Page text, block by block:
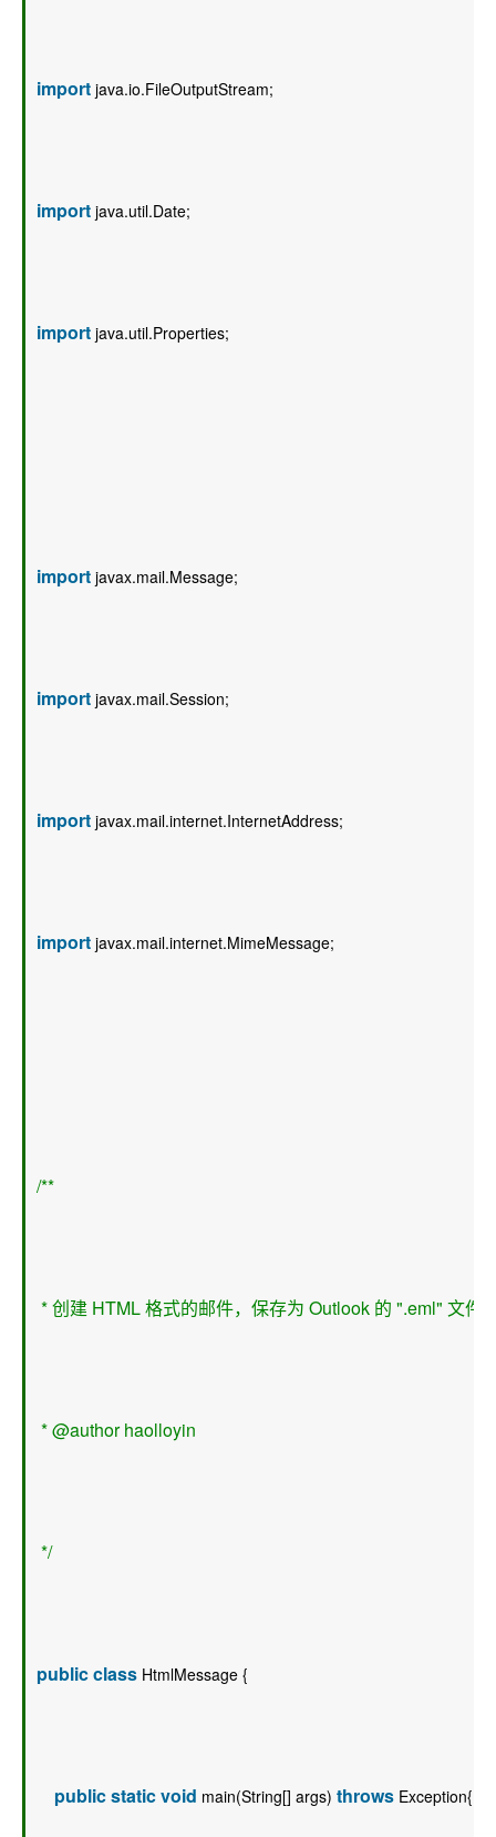
import java.io.FileOutputStream;
import java.util.Date;
import java.util.Properties;
import javax.mail.Message;
import javax.mail.Session;
import javax.mail.internet.InternetAddress;
import javax.mail.internet.MimeMessage;
/**
* 创建 HTML 格式的邮件，保存为 Outlook 的 ".eml" 文件
* @author haolloyin
*/
publicclass HtmlMessage {
publicstaticvoid main(String[] args) throws Exception{